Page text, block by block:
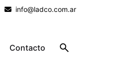
info@ladco.com.ar
Contacto